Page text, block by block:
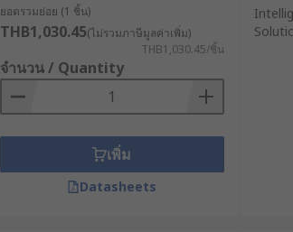
ยอดรวมย่อย (1 ชิ้น)
THB1,030.45(ไม่รวมภาษีมูลค่าเพิ่ม)
THB1,030.45/ชิ้น
จำนวน / Quantity
เพิ่ม
Datasheets